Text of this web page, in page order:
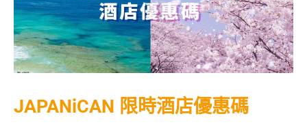
JAPANiCAN 限時酒店優惠碼